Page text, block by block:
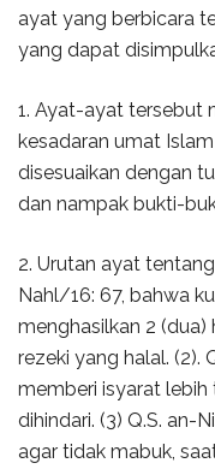
ayat yang berbicara
yang dapat
1. Ayat-ayat tersebut
kesadaran umat
disesuaikan dengan
dan nampak bukti-
2. Urutan ayat
Nahl/16: 67, bahwa
menghasilkan 2 (dua)
rezeki yang halal. (2).
memberi isyarat lebih
dihindari. (3) Q.S. an-
agar tidak mabuk,